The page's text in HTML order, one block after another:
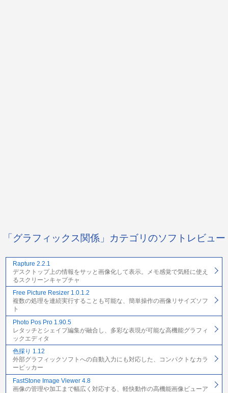
「グラフィックス関係」カテゴリのソフトレビュー
Rapture 2.2.1
デスクトップ上の情報をサッと画像化して表示。メモ感覚で気軽に使え
るスクリーンキャプチャ
Free Picture Resizer 1.0.1.2
複数の処理を連続実行することも可能な、簡単操作の画像リサイズソフ
ト
Photo Pos Pro 1.90.5
レタッチとシェイプ編集が融合し、多彩な表現が可能な高機能グラフィ
ックエディタ
色採り 1.12
外部グラフィックソフトへの自動入力にも対応した、コンパクトなカラ
ーピッカー
FastStone Image Viewer 4.8
画像の管理や加工まで幅広く対応する、軽快動作の高機能画像ビューア